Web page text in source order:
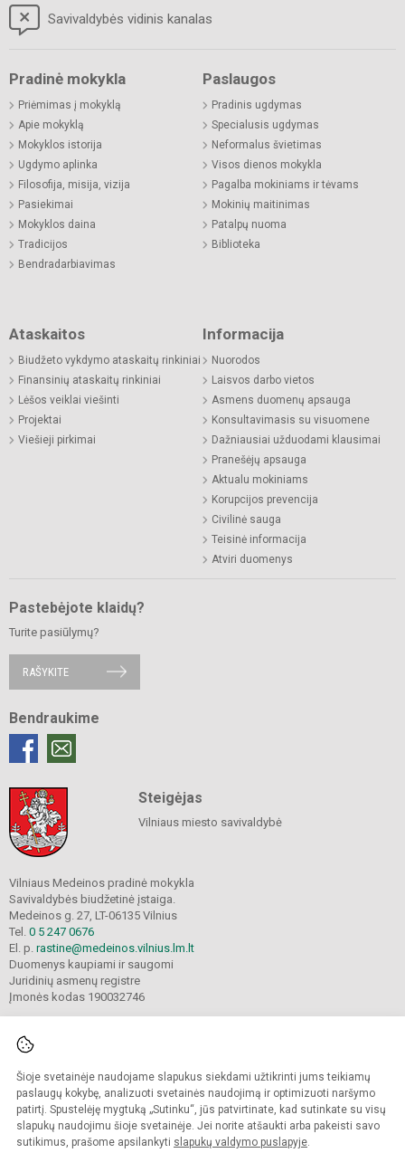
Šioje svetainėje naudojame slapukus siekdami užtikrinti jums teikiamų
paslaugų kokybę, analizuoti svetainės naudojimą ir optimizuoti naršymo
patirtį. Spustelėję mygtuką „Sutinku“, jūs patvirtinate, kad sutinkate su visų
slapukų naudojimu šioje svetainėje. Jei norite atšaukti arba pakeisti savo
sutikimus, prašome apsilankyti slapukų valdymo puslapyje.
Savivaldybės vidinis kanalas
Pradinė mokykla
Priėmimas į mokyklą
Apie mokyklą
Mokyklos istorija
Ugdymo aplinka
Filosofija, misija, vizija
Pasiekimai
Mokyklos daina
Tradicijos
Bendradarbiavimas
Paslaugos
Pradinis ugdymas
Specialusis ugdymas
Neformalus švietimas
Visos dienos mokykla
Pagalba mokiniams ir tėvams
Mokinių maitinimas
Patalpų nuoma
Biblioteka
Ataskaitos
Biudžeto vykdymo ataskaitų rinkiniai
Finansinių ataskaitų rinkiniai
Lėšos veiklai viešinti
Projektai
Viešieji pirkimai
Informacija
Nuorodos
Laisvos darbo vietos
Asmens duomenų apsauga
Konsultavimasis su visuomene
Dažniausiai užduodami klausimai
Pranešėjų apsauga
Aktualu mokiniams
Korupcijos prevencija
Civilinė sauga
Teisinė informacija
Atviri duomenys
Pastebėjote klaidų?
Turite pasiūlymų?
RAŠYKITE
Bendraukime
Steigėjas
Vilniaus miesto savivaldybė
Vilniaus Medeinos pradinė mokykla
Savivaldybės biudžetinė įstaiga.
Medeinos g. 27, LT-06135 Vilnius
Tel. 0 5 247 0676
El. p. rastine@medeinos.vilnius.lm.lt
Duomenys kaupiami ir saugomi
Juridinių asmenų registre
Įmonės kodas 190032746
© 2021. Vilniaus Medeinos pradinė mokykla. Visos teisės saugomos.
Kopijuoti turinį be raštiško mokyklos sutikimo griežtai draudžiama.
Prieinamumo paraiška Slapukų valdymas
Sumanus būdas atnaujinti